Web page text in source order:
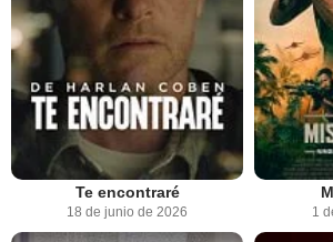
Te encontraré
18 de junio de 2026 1